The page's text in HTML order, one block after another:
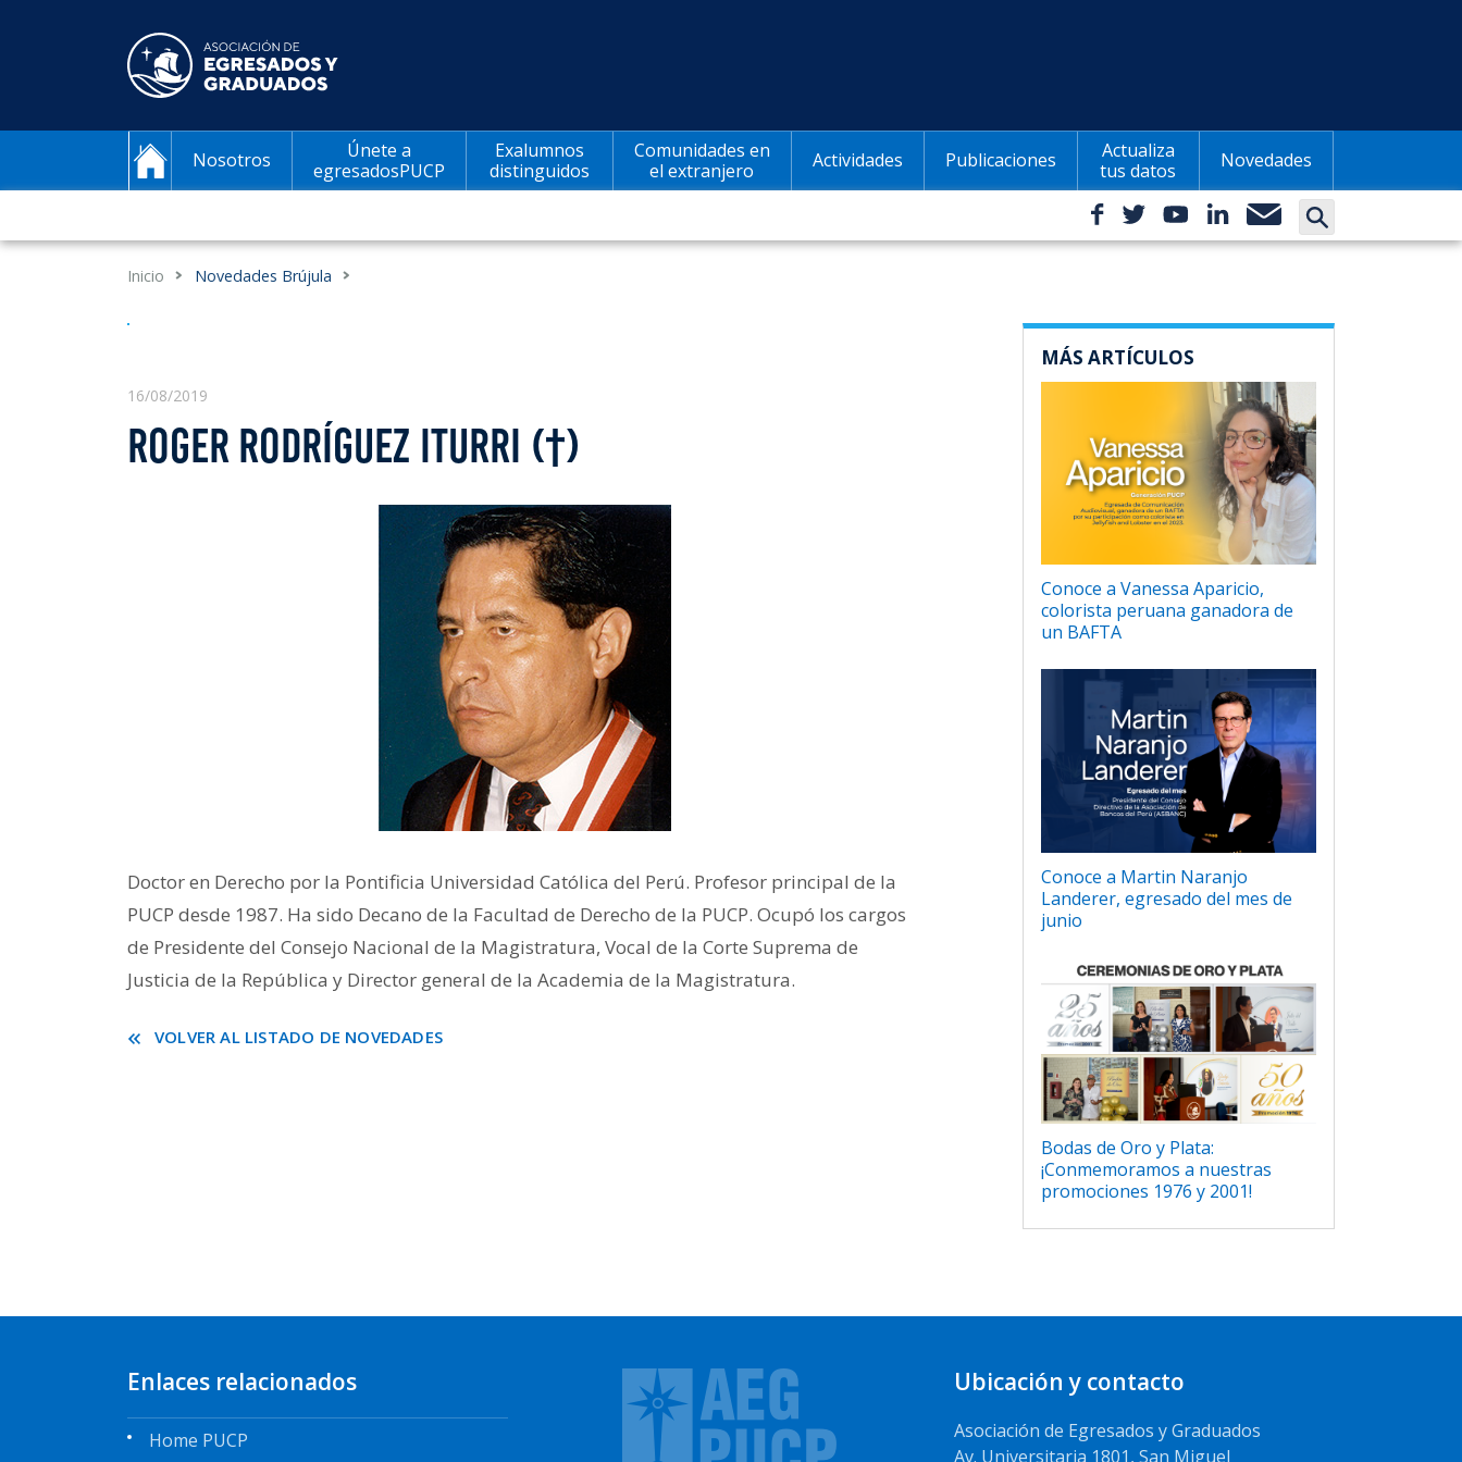
Nosotros
Únete a
egresadosPUCP
Exalumnos
distinguidos
Comunidades en
el extranjero
Actividades Publicaciones
Actualiza
tus datos
Novedades
Inicio Novedades Brújula
16/08/2019
ROGER RODRÍGUEZ ITURRI (†)
Doctor en Derecho por la Pontificia Universidad Católica del Perú. Profesor principal de la
PUCP desde 1987. Ha sido Decano de la Facultad de Derecho de la PUCP. Ocupó los cargos
de Presidente del Consejo Nacional de la Magistratura, Vocal de la Corte Suprema de
Justicia de la República y Director general de la Academia de la Magistratura.
VOLVER AL LISTADO DE NOVEDADES
MÁS ARTÍCULOS
Conoce a Vanessa Aparicio,
colorista peruana ganadora de
un BAFTA
Conoce a Martin Naranjo
Landerer, egresado del mes de
junio
Bodas de Oro y Plata:
¡Conmemoramos a nuestras
promociones 1976 y 2001!
Enlaces relacionados
Home PUCP
Ubicación y contacto
Asociación de Egresados y Graduados
Av. Universitaria 1801, San Miguel